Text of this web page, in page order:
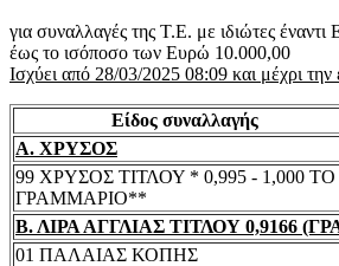
για συναλλαγές της Τ.Ε. με ιδιώτες
έως το ισόποσο των Ευρώ 10.000,00
Ισχύει από 28/03/2025 08:09 και μέχρι
Είδος συναλλαγής
Α. ΧΡΥΣΟΣ
99 ΧΡΥΣΟΣ ΤΙΤΛΟΥ * 0,995 - 1,000 ΤΟ
ΓΡΑΜΜΑΡΙΟ**
Β. ΛΙΡΑ ΑΓΓΛΙΑΣ ΤΙΤΛΟΥ 0,9166
01 ΠΑΛΑΙΑΣ ΚΟΠΗΣ